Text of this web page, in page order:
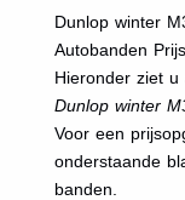
Dunlop winter
Autobanden
Hieronder ziet
Dunlop winter
Voor een
onderstaande
banden.